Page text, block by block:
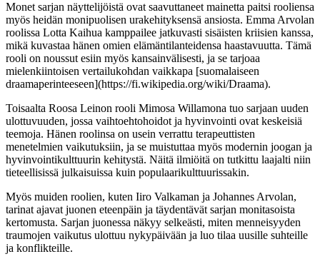
Monet sarjan näyttelijöistä ovat saavuttaneet mainetta paitsi rooliensa
myös heidän monipuolisen urakehityksensä ansiosta. Emma Arvolan
roolissa Lotta Kaihua kamppailee jatkuvasti sisäisten kriisien kanssa,
mikä kuvastaa hänen omien elämäntilanteidensa haastavuutta. Tämä
rooli on noussut esiin myös kansainvälisesti, ja se tarjoaa
mielenkiintoisen vertailukohdan vaikkapa [suomalaiseen
draamaperinteeseen](https://fi.wikipedia.org/wiki/Draama).
Toisaalta Roosa Leinon rooli Mimosa Willamona tuo sarjaan uuden
ulottuvuuden, jossa vaihtoehtohoidot ja hyvinvointi ovat keskeisiä
teemoja. Hänen roolinsa on usein verrattu terapeuttisten
menetelmien vaikutuksiin, ja se muistuttaa myös modernin joogan ja
hyvinvointikulttuurin kehitystä. Näitä ilmiöitä on tutkittu laajalti niin
tieteellisissä julkaisuissa kuin populaarikulttuurissakin.
Myös muiden roolien, kuten Iiro Valkaman ja Johannes Arvolan,
tarinat ajavat juonen eteenpäin ja täydentävät sarjan monitasoista
kertomusta. Sarjan juonessa näkyy selkeästi, miten menneisyyden
traumojen vaikutus ulottuu nykypäivään ja luo tilaa uusille suhteille
ja konflikteille.